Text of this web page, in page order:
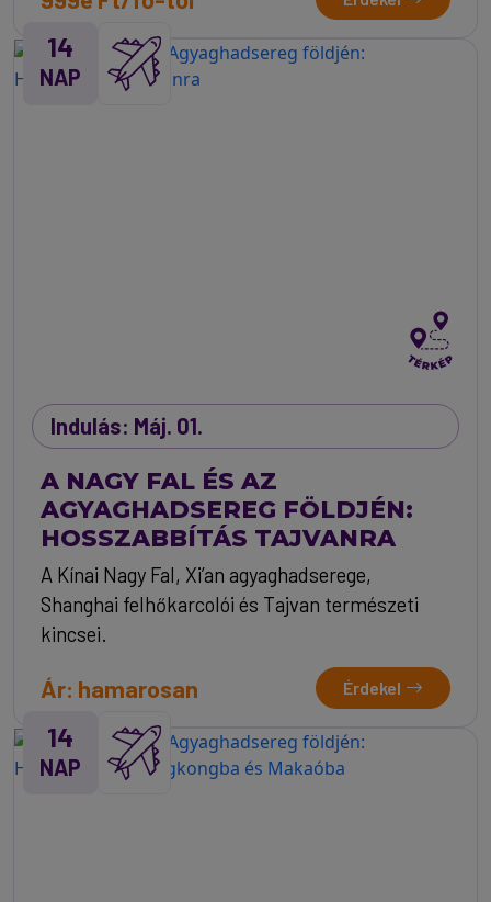
14
NAP
Indulás: Máj. 01.
A NAGY FAL ÉS AZ
AGYAGHADSEREG FÖLDJÉN:
HOSSZABBÍTÁS TAJVANRA
A Kínai Nagy Fal, Xi’an agyaghadserege,
Shanghai felhőkarcolói és Tajvan természeti
kincsei.
Ár: hamarosan Érdekel
14
NAP